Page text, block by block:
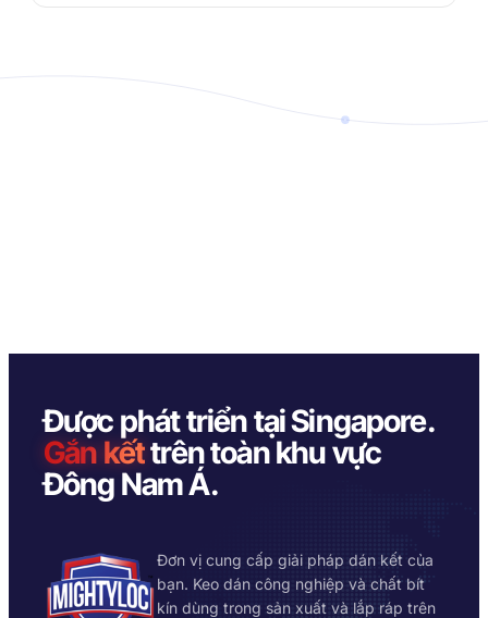
Được phát triển tại Singapore.
Gắn kếttrên toàn khu vực
Đông Nam Á.
Đơn vị cung cấp giải pháp dán kết của
bạn. Keo dán công nghiệp và chất bít
kín dùng trong sản xuất và lắp ráp trên